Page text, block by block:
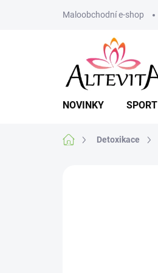
Maloobchodní e-shop
NOVINKY SPORT
Domů Detoxikace